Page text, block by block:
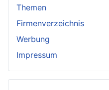
Themen
Firmenverzeichnis
Werbung
Impressum